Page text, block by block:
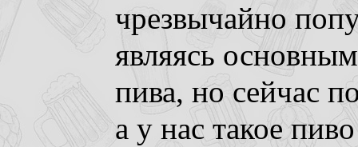
чрезвычайно
являясь
пива, но сейчас
а у нас такое